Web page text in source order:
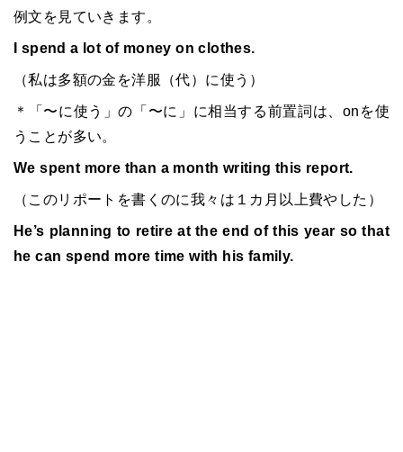
例文を見ていきます。
I spend a lot of money on clothes.
（私は多額の金を洋服（代）に使う）
＊「〜に使う」の「〜に」に相当する前置詞は、onを使
うことが多い。
We spent more than a month writing this report.
（このリポートを書くのに我々は１カ月以上費やした）
He’s planning to retire at the end of this year so that
he can spend more time with his family.